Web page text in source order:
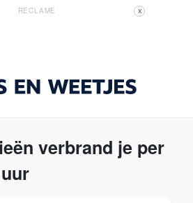
RECLAME X
verbrand je per